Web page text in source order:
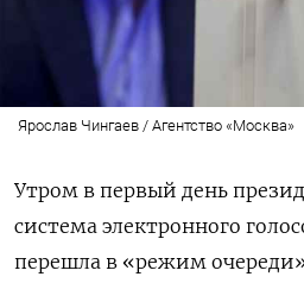
Ярослав Чингаев / Агентство «Москва»
Утром в первый день
система электронного
перешла в «режим